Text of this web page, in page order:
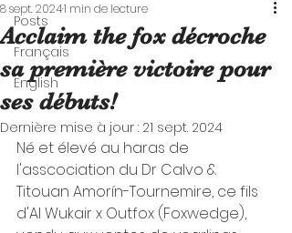
Posts
Français
English
Acclaim the fox décroche
sa première victoire pour
ses débuts!
8 sept. 20241 min de lecture
Dernière mise à jour : 21 sept. 2024
Né et élevé au haras de
l'asscociation du Dr Calvo &
Titouan Amorín-Tournemire, ce fils
d'Al Wukair x Outfox (Foxwedge),